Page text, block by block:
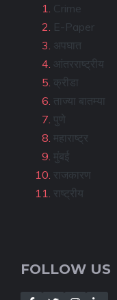
Crime
E-Paper
अपघात
आंतरराष्ट्रीय
क्रीडा
ताज्या बातम्या
पुणे
महाराष्ट्र
मुंबई
राजकारण
राष्ट्रीय
FOLLOW US